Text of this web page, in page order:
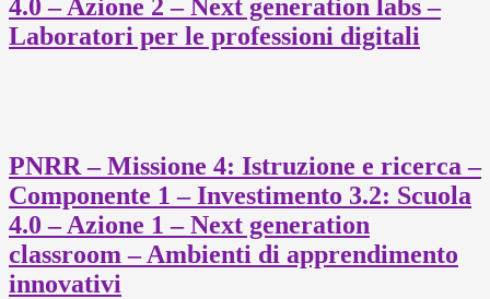
4.0 – Azione 2 – Next generation labs –
Laboratori per le professioni digitali
PNRR – Missione 4: Istruzione e ricerca –
Componente 1 – Investimento 3.2: Scuola
4.0 – Azione 1 – Next generation
classroom – Ambienti di apprendimento
innovativi